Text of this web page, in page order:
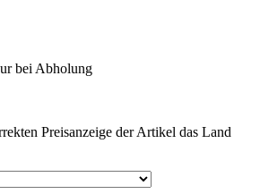
Preisanzeige der Artikel das Land